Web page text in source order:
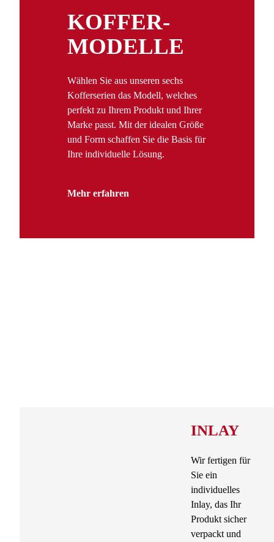
KOFFER­
MODELLE
Wählen Sie aus unseren sechs
Kofferserien das Modell, welches
perfekt zu Ihrem Produkt und Ihrer
Marke passt. Mit der idealen Größe
und Form schaffen Sie die Basis für
Ihre individuelle Lösung.
Mehr erfahren
INLAY
Wir fertigen für
Sie ein
individuelles
Inlay, das Ihr
Produkt sicher
verpackt und